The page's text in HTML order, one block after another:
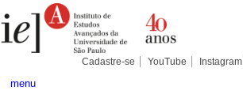
para
conteúdo.
Pessoais
Cadastre-se YouTube Instagram
menu